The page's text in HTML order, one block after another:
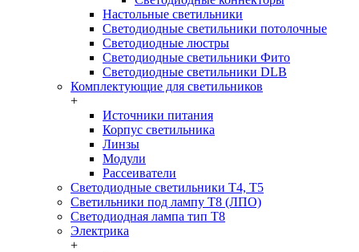
Настольные светильники
Светодиодные светильники потолочные
Светодиодные люстры
Светодиодные светильники Фито
Светодиодные светильники DLB
Комплектующие для светильников
+
Источники питания
Корпус светильника
Линзы
Модули
Рассеиватели
Светодиодные светильники T4, T5
Светильники под лампу Т8 (ЛПО)
Светодиодная лампа тип T8
Электрика
+